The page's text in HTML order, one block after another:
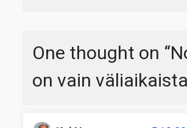
One thought on “
on vain